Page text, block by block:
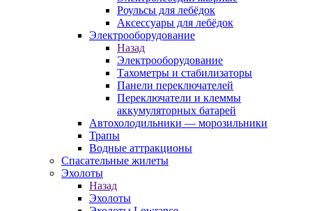
Роульсы для лебёдок
Аксессуары для лебёдок
Электрооборудование
Назад
Электрооборудование
Тахометры и стабилизаторы
Панели переключателей
Переключатели и клеммы
аккумуляторных батарей
Автохолодильники — морозильники
Трапы
Водные аттракционы
Спасательные жилеты
Эхолоты
Назад
Эхолоты